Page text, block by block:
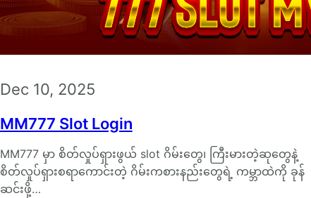
Dec 10, 2025
MM777 Slot Login
MM777 မှာ စိတ်လှုပ်ရှားဖွယ် slot ဂိမ်းတွေ၊ ကြီးမားတဲ့ဆုတွေနဲ့
စိတ်လှုပ်ရှားစရာကောင်းတဲ့ ဂိမ်းကစားနည်းတွေရဲ့ ကမ္ဘာထဲကို ခုန်
ဆင်းဖို့…